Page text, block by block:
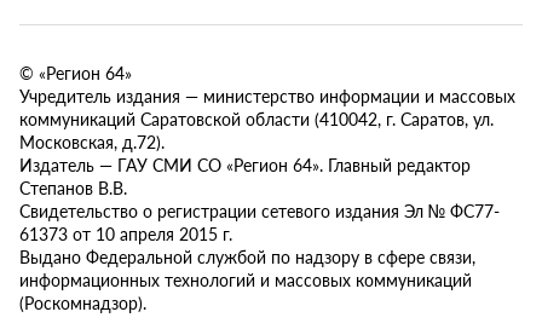
© «Регион 64»
Учредитель издания — министерство информации и массовых
коммуникаций Саратовской области (410042, г. Саратов, ул.
Московская, д.72).
Издатель — ГАУ СМИ СО «Регион 64». Главный редактор
Степанов В.В.
Свидетельство о регистрации сетевого издания Эл № ФС77-
61373 от 10 апреля 2015 г.
Выдано Федеральной службой по надзору в сфере связи,
информационных технологий и массовых коммуникаций
(Роскомнадзор).